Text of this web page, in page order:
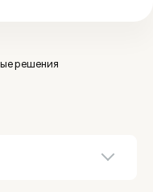
решения